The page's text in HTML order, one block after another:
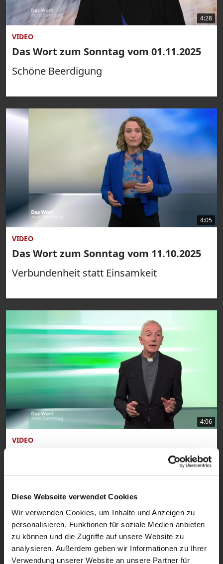
Diese Webseite verwendet Cookies
Wir verwenden Cookies, um Inhalte und Anzeigen zu
personalisieren, Funktionen für soziale Medien anbieten
zu können und die Zugriffe auf unsere Website zu
analysieren. Außerdem geben wir Informationen zu Ihrer
Verwendung unserer Website an unsere Partner für
4:28
VIDEO
Das Wort zum Sonntag vom 01.11.2025
Schöne Beerdigung
4:05
VIDEO
Das Wort zum Sonntag vom 11.10.2025
Verbundenheit statt Einsamkeit
4:06
VIDEO
Das Wort zum Sonntag vom 27.09.2025